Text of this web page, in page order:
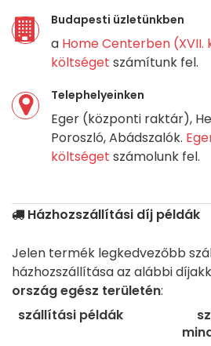
Budapesti üzletünkben
a Home Centerben (XVII.
költséget számítunk fel.
Telephelyeinken
Eger (központi raktár),
Poroszló, Abádszalók.
költséget számolunk fel.
Házhozszállítási díj példák
Jelen termék legkedvezőbb
házhozszállítása az alábbi
ország egész területén:
szállítási példák